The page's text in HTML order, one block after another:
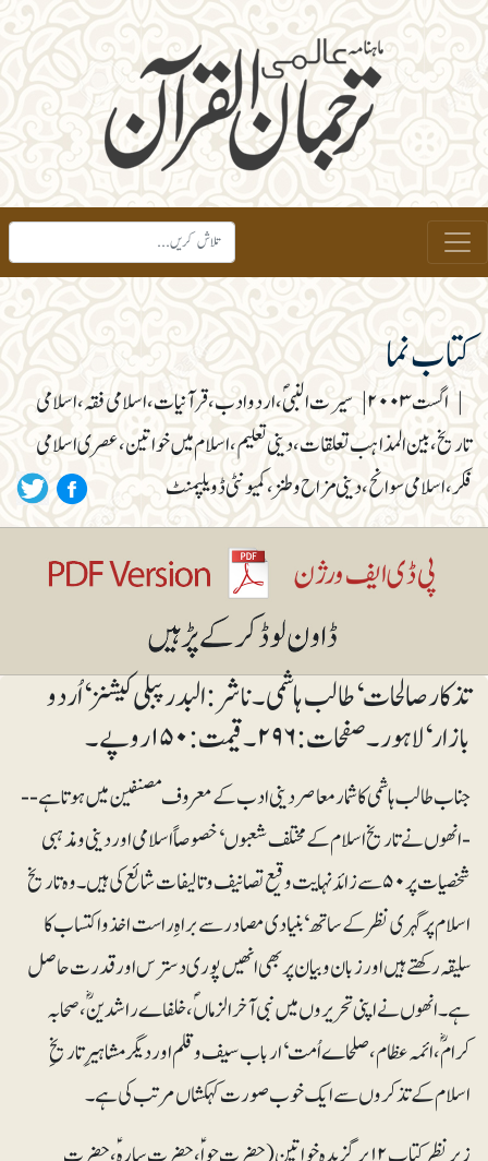
کتاب نما
اگست ۲۰۰۳ | سیرت النبیؐ، اردو ادب، قرآنیات، اسلامی فقہ، اسلامی
تاریخ، بین المذاہب تعلقات، دینی تعلیم، اسلام میں خواتین، عصری اسلامی
فکر، اسلامی سوانح، دینی مزاح و طنز، کمیونٹی ڈویلپمنٹ
تذکار صالحات‘ طالب ہاشمی۔ ناشر: البدر پبلی کیشنز‘ اُردو
بازار‘ لاہور۔ صفحات: ۲۹۶۔ قیمت: ۱۵۰ روپے۔
جناب طالب ہاشمی کا شمار معاصر دینی ادب کے معروف مصنفین میں ہوتا ہے--
- انھوں نے تاریخ اسلام کے مختلف شعبوں‘ خصوصاً اسلامی اور دینی و مذہبی
شخصیات پر ۵۰ سے زائد نہایت وقیع تصانیف و تالیفات شائع کی ہیں۔ وہ تاریخ
اسلام پر گہری نظر کے ساتھ‘ بنیادی مصادر سے براہِ راست اخذ و اکتساب کا
سلیقہ رکھتے ہیں اور زبان و بیان پر بھی انھیں پوری دسترس اور قدرت حاصل
ہے۔ انھوں نے اپنی تحریروں میں نبی آخرالزماںؐ، خلفاے راشدینؓ، صحابہ
کرامؓ، ائمہ عظام، صلحاے اُمت‘ ارباب سیف و قلم اور دیگر مشاہیرِ تاریخِ
اسلام کے تذکروں سے ایک خوب صورت کہکشاں مرتب کی ہے۔